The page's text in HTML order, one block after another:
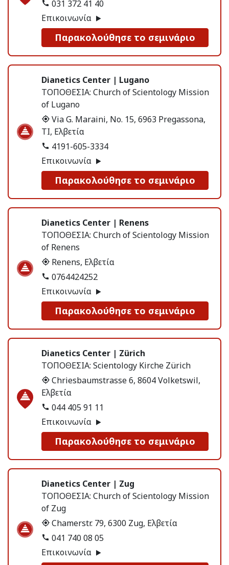
031 372 41 40
Επικοινωνία
Παρακολούθησε το σεμινάριο
Dianetics Center | Lugano
ΤΟΠΟΘΕΣΙΑ: Church of Scientology Mission
of Lugano
Via G. Maraini, No. 15, 6963 Pregassona,
TI, Ελβετία
4191-605-3334
Επικοινωνία
Παρακολούθησε το σεμινάριο
Dianetics Center | Renens
ΤΟΠΟΘΕΣΙΑ: Church of Scientology Mission
of Renens
Renens, Ελβετία
0764424252
Επικοινωνία
Παρακολούθησε το σεμινάριο
Dianetics Center | Zürich
ΤΟΠΟΘΕΣΙΑ: Scientology Kirche Zürich
Chriesbaumstrasse 6, 8604 Volketswil,
Ελβετία
044 405 91 11
Επικοινωνία
Παρακολούθησε το σεμινάριο
Dianetics Center | Zug
ΤΟΠΟΘΕΣΙΑ: Church of Scientology Mission
of Zug
Chamerstr. 79, 6300 Zug, Ελβετία
041 740 08 05
Επικοινωνία